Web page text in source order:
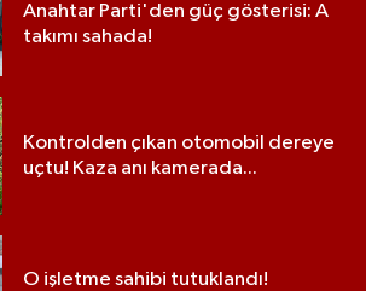
Anahtar Parti'den güç gösterisi: A
takımı sahada!
Kontrolden çıkan otomobil dereye
uçtu! Kaza anı kamerada...
O işletme sahibi tutuklandı!